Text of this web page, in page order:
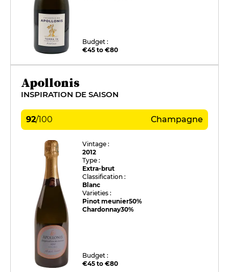
Budget :
€45 to €80
Apollonis
INSPIRATION DE SAISON
92/100 Champagne
Vintage :
2012
Type :
Extra-brut
Classification :
Blanc
Varieties :
Pinot meunier50%
Chardonnay30%
Budget :
€45 to €80